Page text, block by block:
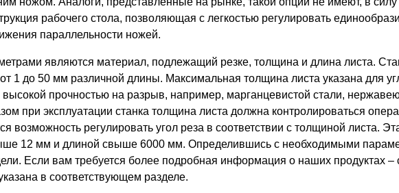
рабочего стола, позволяющая с легкостью регулировать
параллельности ножей.
являются материал, подлежащий резке, толщина и длина листа.
1 до 50 мм различной длины. Максимальная толщина листа указана для
прочностью на разрыв, например, марганцевистой стали,
при эксплуатации станка толщина листа должна контролироваться
регулировать угол реза в соответствии с толщиной листа.
12 мм и длиной свыше 6000 мм. Определившись с необходимыми
Если вам требуется более подробная информация о наших продуктах –
в соответствующем разделе.